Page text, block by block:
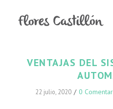
VENTAJAS DEL
22 julio, 2020 / 0